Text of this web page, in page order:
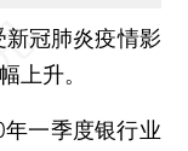
新冠肺炎疫情影
上升。
一季度银行业